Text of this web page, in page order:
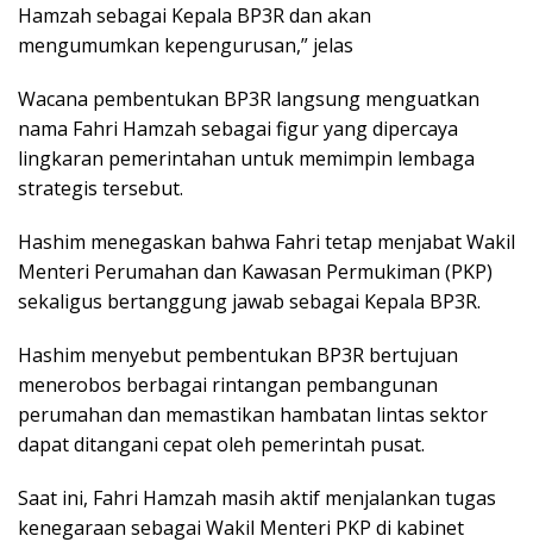
Hamzah sebagai Kepala BP3R dan akan
mengumumkan kepengurusan,” jelas
Wacana pembentukan BP3R langsung menguatkan
nama Fahri Hamzah sebagai figur yang dipercaya
lingkaran pemerintahan untuk memimpin lembaga
strategis tersebut.
Hashim menegaskan bahwa Fahri tetap menjabat Wakil
Menteri Perumahan dan Kawasan Permukiman (PKP)
sekaligus bertanggung jawab sebagai Kepala BP3R.
Hashim menyebut pembentukan BP3R bertujuan
menerobos berbagai rintangan pembangunan
perumahan dan memastikan hambatan lintas sektor
dapat ditangani cepat oleh pemerintah pusat.
Saat ini, Fahri Hamzah masih aktif menjalankan tugas
kenegaraan sebagai Wakil Menteri PKP di kabinet